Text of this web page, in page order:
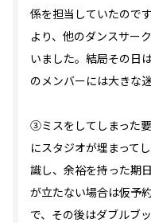
係を担当していたので
より、他のダンスサー
いました。結局その日
のメンバーには大きな
③ミスをしてしまった
にスタジオが埋まって
識し、余裕を持った期
が立たない場合は仮予
で、その後はダブルブ